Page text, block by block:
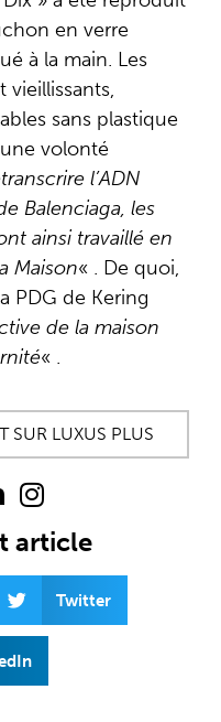
en verre
à la main. Les
vieillissants,
sans plastique
volonté
l’ADN
Balenciaga, les
ainsi travaillé en
Maison« . De quoi,
PDG de Kering
de la maison
« .
SUR LUXUS PLUS
article
Twitter